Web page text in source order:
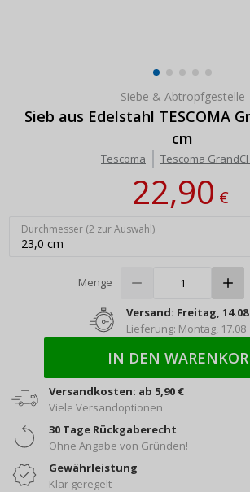
Siebe & Abtropfgestelle
Sieb aus Edelstahl TESCOMA
cm
Tescoma Tescoma
22,90€
Durchmesser (2 zur Auswahl)
23,0 cm
Menge
Versand: Freitag, 14.08
Lieferung: Montag, 17.08
IN DEN
Versandkosten: ab 5,90 €
Viele Versandoptionen
30 Tage Rückgaberecht
Ohne Angabe von Gründen!
Gewährleistung
Klar geregelt